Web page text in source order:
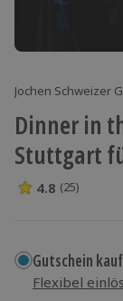
Jochen Schweizer
Dinner in
Stuttgart
4.8 Sterne von
4.8 (25)
Gutschein
Flexibel